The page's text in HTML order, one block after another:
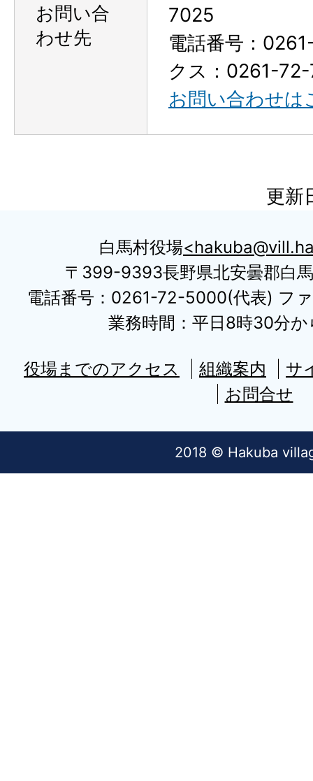
お問い合
わせ先
7025
電話番号：
クス：0261-
お問い合わせは
更新
白馬村役場
〒399-9393長野県北安曇郡白
電話番号：0261-72-5000(代表) フ
業務時間：平日8時30分か
役場までのアクセス 組織案内
サ
お問合せ
2018 © Hakuba